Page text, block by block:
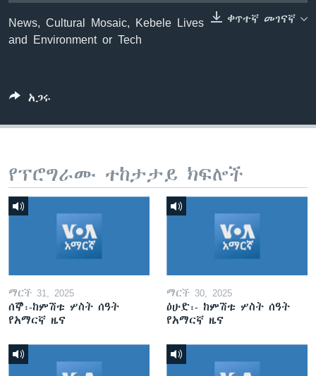
ቀጥተኛ መገናኛ
News, Cultural Mosaic, Kebele Lives
and Environment or Tech
አጋሩ
የፕሮግራሙ ተከታታይ ክፍሎች
ማርች 31, 2025
ሰኞ፡-ከምሽቱ ሦስት ሰዓት
የአማርኛ ዜና
ማርች 30, 2025
ዕሁድ፡- ከምሽቱ ሦስት ሰዓት
የአማርኛ ዜና